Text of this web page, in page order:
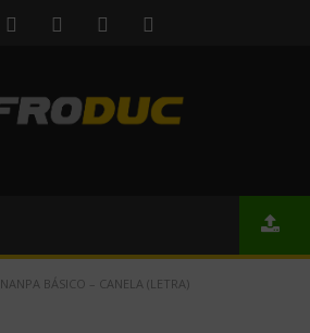
NANPA BÁSICO – CANELA (LETRA)